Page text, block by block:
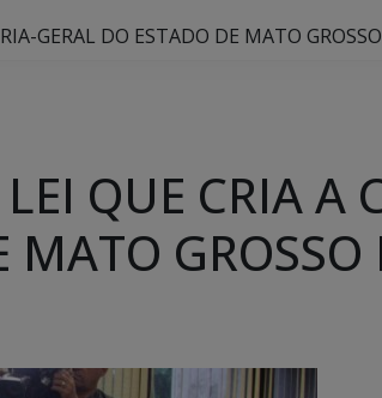
GERAL DO ESTADO DE MATO
QUE CRIA A
MATO